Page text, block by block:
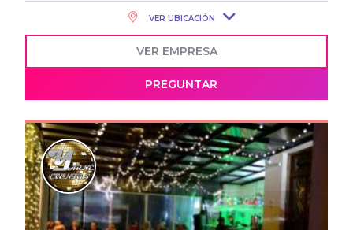
VER UBICACIÓN
VER EMPRESA
PREGUNTAR